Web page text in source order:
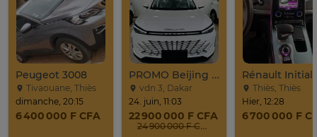
Peugeot 3008
Tivaouane, Thiès
dimanche, 20:15
6 400 000 F CFA
PROMO Beijing X7 / 2025
vdn 3, Dakar
24. juin, 11:03
22 900 000 F CFA
24 900 000 F CFA
Thiès, Thiès
Hier, 12:28
6 700 000 F